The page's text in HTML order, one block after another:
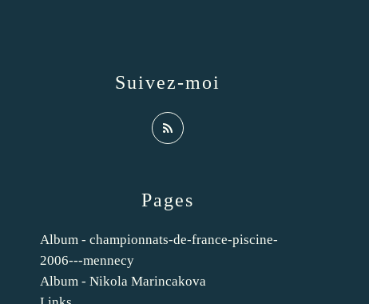
Pages
Album - championnats-de-france-piscine-
2006---mennecy
Album - Nikola Marincakova
Suivez-moi